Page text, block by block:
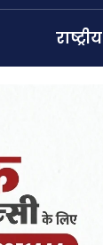
राष्ट्रीय